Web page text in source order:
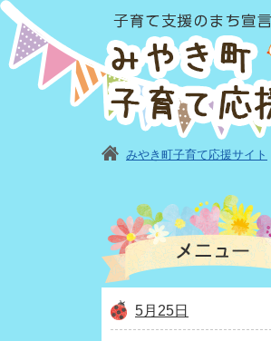
みやき町子育て応援サイト
5月25日